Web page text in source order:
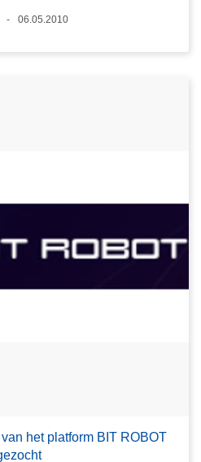
06.05.2010
het platform BIT ROBOT